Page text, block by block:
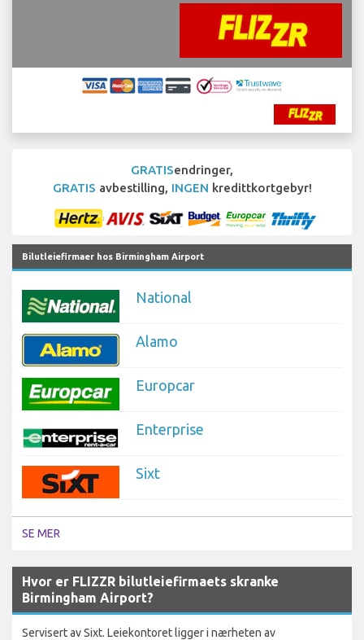
GRATISendringer,
GRATIS avbestilling, INGEN kredittkortgebyr!
Bilutleiefirmaer hos Birmingham Airport
National
Alamo
Europcar
Enterprise
Sixt
SE MER
Hvor er FLIZZR bilutleiefirmaets skranke
Birmingham Airport?
Servisert av Sixt. Leiekontoret ligger i nærheten av